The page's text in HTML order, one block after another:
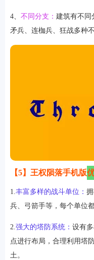
4、 不同分支： 建筑有不同
矛兵、连枷兵、狂战多种
【5】王权陨落手机版
1.丰富多样的战斗单位：
兵、弓箭手等，每个单位
2.强大的塔防系统： 设有
点进行布局，合理利用塔
土。